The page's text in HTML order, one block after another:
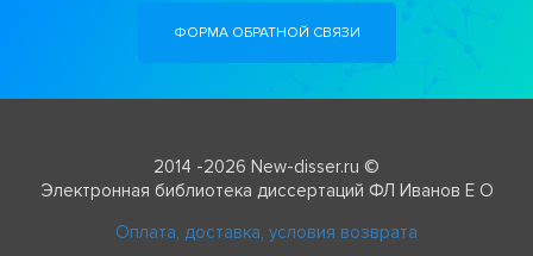
ФОРМА ОБРАТНОЙ СВЯЗИ
2014 -2026 New-disser.ru ©
Электронная библиотека диссертаций ФЛ Иванов Е О
Оплата, доставка, условия возврата